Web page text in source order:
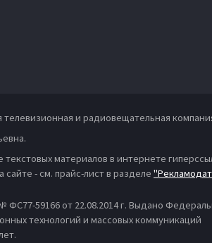
и радиовещательная
материалов в интернете
сайте - см. прайс-лист в разделе
59166 от 22.08.2014 г. Выдано
технологий и массовых коммуникаций